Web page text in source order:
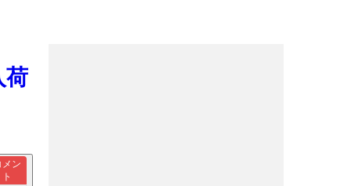
荷
メン
ト